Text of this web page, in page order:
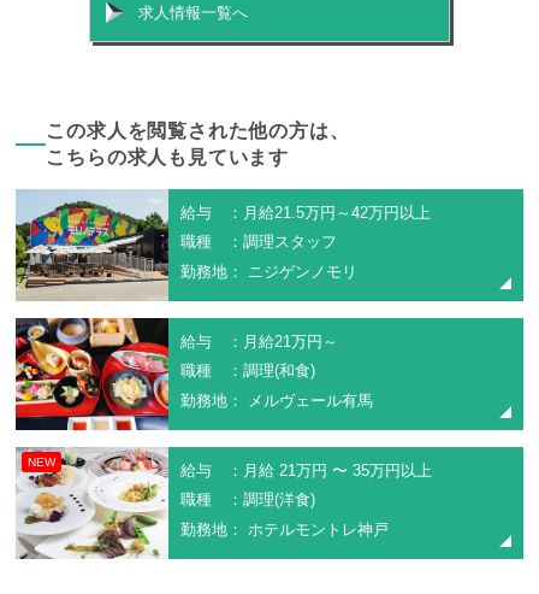
求人情報一覧へ
この求人を閲覧された他の方は、
こちらの求人も見ています
給与 ：月給21.5万円～42万円以上
職種 ：調理スタッフ
勤務地： ニジゲンノモリ
給与 ：月給21万円～
職種 ：調理(和食)
勤務地： メルヴェール有馬
NEW
給与 ：月給 21万円 〜 35万円以上
職種 ：調理(洋食)
勤務地： ホテルモントレ神戸